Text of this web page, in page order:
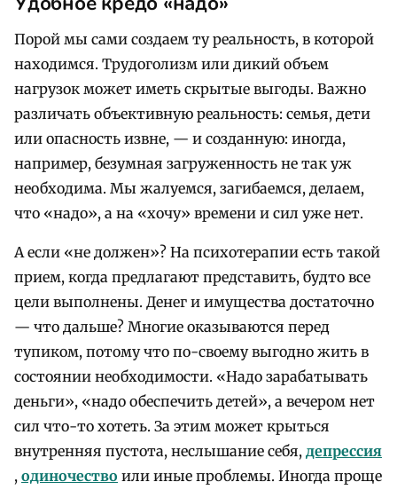
Порой мы сами создаем ту реальность, в которой
находимся. Трудоголизм или дикий объем
нагрузок может иметь скрытые выгоды. Важно
различать объективную реальность: семья, дети
или опасность извне, — и созданную: иногда,
например, безумная загруженность не так уж
необходима. Мы жалуемся, загибаемся, делаем,
что «надо», а на «хочу» времени и сил уже нет.
А если «не должен»? На психотерапии есть такой
прием, когда предлагают представить, будто все
цели выполнены. Денег и имущества достаточно
— что дальше? Многие оказываются перед
тупиком, потому что по-своему выгодно жить в
состоянии необходимости. «Надо зарабатывать
деньги», «надо обеспечить детей», а вечером нет
сил что-то хотеть. За этим может крыться
внутренняя пустота, неслышание себя, депрессия
, одиночество или иные проблемы. Иногда проще